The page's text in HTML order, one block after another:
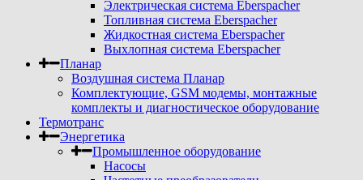
Электрическая система Eberspacher
Топливная система Eberspacher
Жидкостная система Eberspacher
Выхлопная система Eberspacher
Планар
Воздушная система Планар
Комплектующие, GSM модемы, монтажные
комплекты и диагностическое оборудование
Термотранс
Энергетика
Промышленное оборудование
Насосы